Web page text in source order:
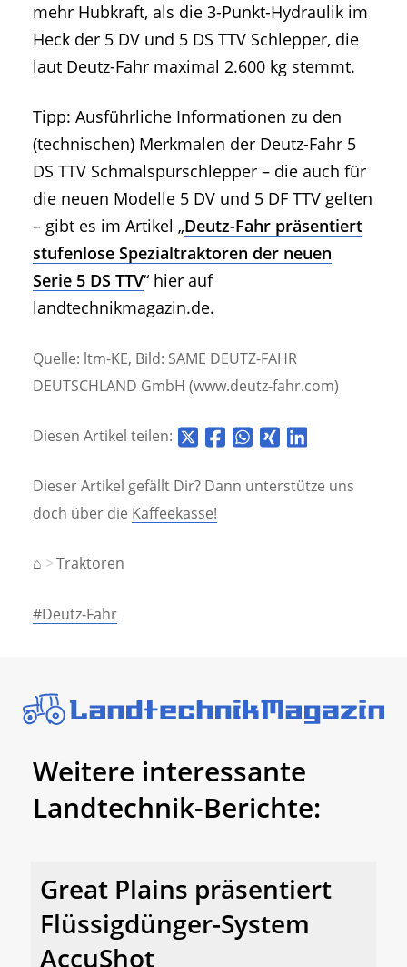
mehr Hubkraft, als die 3-Punkt-Hydraulik im
Heck der 5 DV und 5 DS TTV Schlepper, die
laut Deutz-Fahr maximal 2.600 kg stemmt.
Tipp: Ausführliche Informationen zu den
(technischen) Merkmalen der Deutz-Fahr 5
DS TTV Schmalspurschlepper – die auch für
die neuen Modelle 5 DV und 5 DF TTV gelten
– gibt es im Artikel „Deutz-Fahr präsentiert
stufenlose Spezialtraktoren der neuen
Serie 5 DS TTV“ hier auf
landtechnikmagazin.de.
Quelle: ltm-KE, Bild: SAME DEUTZ-FAHR
DEUTSCHLAND GmbH (www.deutz-fahr.com)
Diesen Artikel teilen:
Dieser Artikel gefällt Dir? Dann unterstütze uns
doch über die Kaffeekasse!
⌂ Traktoren
#Deutz-Fahr
Weitere interessante
Landtechnik-Berichte:
Great Plains präsentiert
Flüssigdünger-System
AccuShot